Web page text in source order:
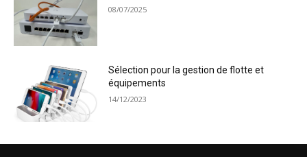
08/07/2025
Sélection pour la gestion de flotte et
équipements
14/12/2023